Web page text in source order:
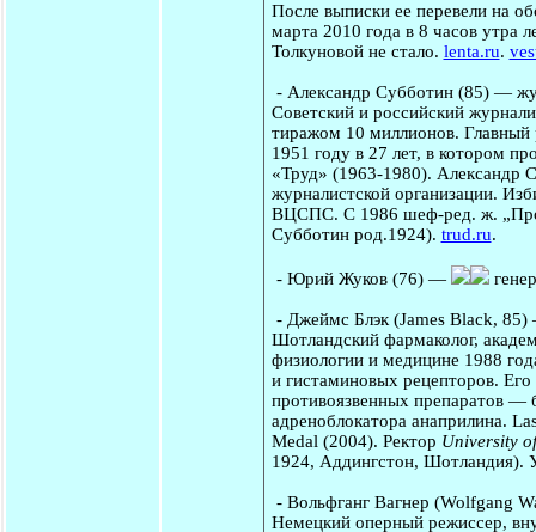
После выписки ее перевели на
марта 2010 года в 8 часов утра
Толкуновой не стало. lenta.ru.
- Александр Субботин(85) —
Советский и российский
тиражом 10 миллионов. Главный
1951 году в 27 лет, в котором
«Труд» (1963-1980). Александр
журналистской организации.
ВЦСПС. С 1986 шеф-ред. ж.
Субботин род.1924). trud.ru.
- Юрий Жуков(76) —
- Джеймс Блэк(James Black, 85)
Шотландский фармаколог,
физиологии и медицине 1988
и гистаминовых рецепторов. Его
противоязвенных препаратов —
адреноблокатора анаприлина.
Medal (2004). Ректор University
1924, Аддингстон, Шотландия).
- Вольфганг Вагнер (Wolfgang
Немецкий оперный режиссер,